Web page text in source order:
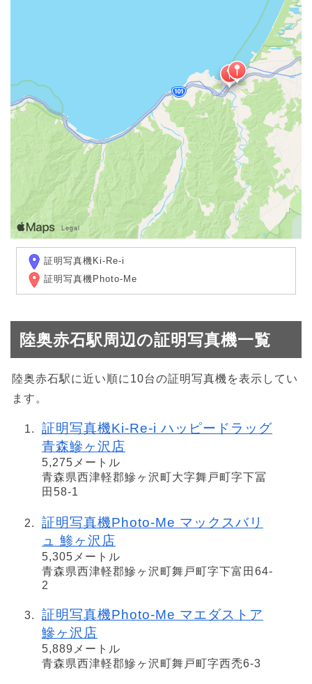
証明写真機Ki-Re-i
証明写真機Photo-Me
陸奥赤石駅周辺の証明写真機一覧
陸奥赤石駅に近い順に10台の証明写真機を表示してい
ます。
証明写真機Ki-Re-i ハッピードラッグ
青森鰺ヶ沢店
5,275メートル
青森県西津軽郡鰺ヶ沢町大字舞戸町字下冨
田58-1
証明写真機Photo-Me マックスバリ
ュ 鯵ヶ沢店
5,305メートル
青森県西津軽郡鰺ヶ沢町舞戸町字下富田64-
2
証明写真機Photo-Me マエダストア
鰺ヶ沢店
5,889メートル
青森県西津軽郡鰺ヶ沢町舞戸町字西禿6-3